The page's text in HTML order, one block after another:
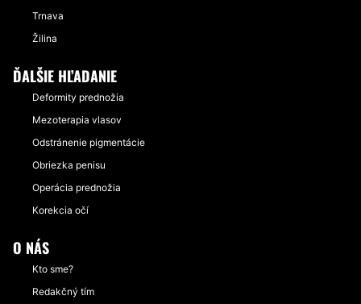
Trnava
Žilina
ĎALŠIE HĽADANIE
Deformity prednožia
Mezoterapia vlasov
Odstránenie pigmentácie
Obriezka penisu
Operácia prednožia
Korekcia očí
O NÁS
Kto sme?
Redakčný tím